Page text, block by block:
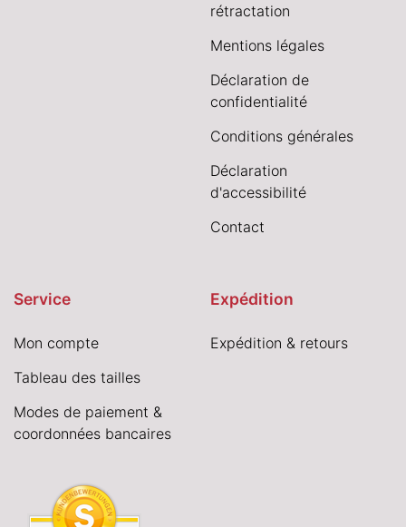
rétractation
Mentions légales
Déclaration de
confidentialité
Conditions générales
Déclaration
d'accessibilité
Contact
Service
Mon compte
Tableau des tailles
Modes de paiement &
coordonnées bancaires
Expédition
Expédition & retours